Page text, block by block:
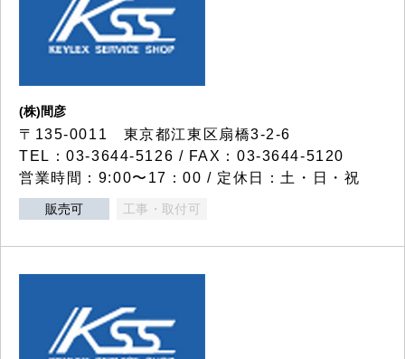
(株)間彦
〒135-0011 東京都江東区扇橋3-2-6
TEL：03-3644-5126 / FAX：03-3644-5120
営業時間：9:00〜17：00 / 定休日：土・日・祝
販売可 工事・取付可